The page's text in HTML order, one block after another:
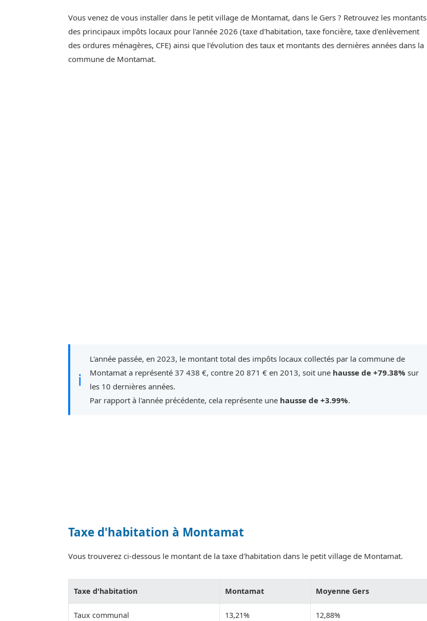
Vous venez de vous installer dans le petit village de Montamat, dans le Gers ? Retrouvez les montants
des principaux impôts locaux pour l'année 2026 (taxe d'habitation, taxe foncière, taxe d'enlèvement
des ordures ménagères, CFE) ainsi que l'évolution des taux et montants des dernières années dans la
commune de Montamat.
ℹ
L'année passée, en 2023, le montant total des impôts locaux collectés par la commune de
Montamat a représenté 37 438 €, contre 20 871 € en 2013, soit une hausse de +79.38% sur
les 10 dernières années.
Par rapport à l'année précédente, cela représente une hausse de +3.99%.
Taxe d'habitation à Montamat
Vous trouverez ci-dessous le montant de la taxe d'habitation dans le petit village de Montamat.
Taxe d'habitation Montamat Moyenne Gers
Taux communal 13,21% 12,88%